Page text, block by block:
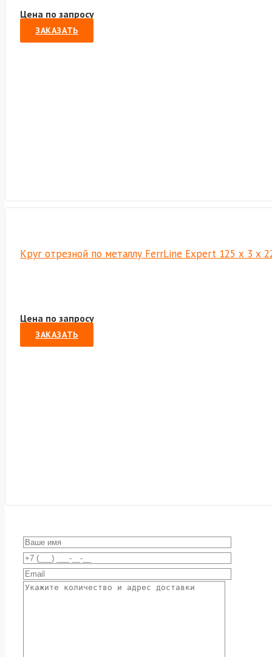
Цена по запросу
ЗАКАЗАТЬ
Круг отрезной по металлу FerrLine Expert 125 х 3 х
Цена по запросу
ЗАКАЗАТЬ